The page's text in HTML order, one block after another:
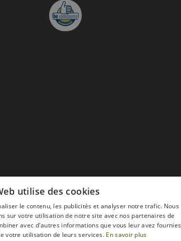
utilise des cookies
le contenu, les publicités et analyser notre trafic. Nous
sur votre utilisation de notre site avec nos partenaires de
avec d'autres informations que vous leur avez fournies
votre utilisation de leurs services. En savoir plus